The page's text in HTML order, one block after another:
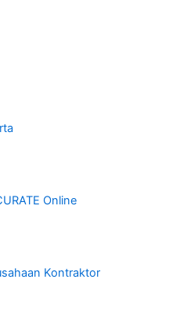
Online
Kontraktor